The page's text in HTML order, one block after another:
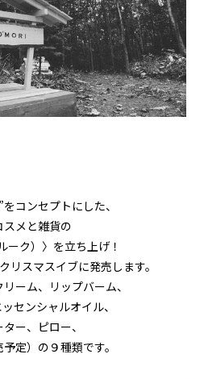
コンセプトにした、
メと雑貨の
ーク）〉を立ち上げ！
リスマスイブに発売します。
ーム、リップバーム、
センシャルオイル、
ー、ピロー、
定）の９種類です。